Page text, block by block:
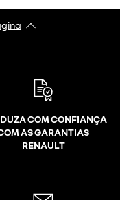
COM CONFIANÇA
AS GARANTIAS
RENAULT